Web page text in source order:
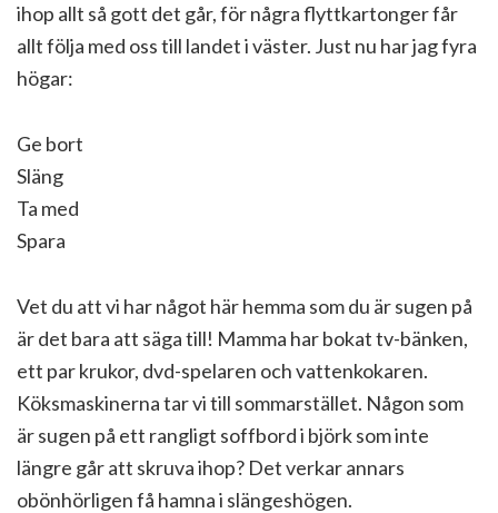
ihop allt så gott det går, för några flyttkartonger får
allt följa med oss till landet i väster. Just nu har jag fyra
högar:
Ge bort
Släng
Ta med
Spara
Vet du att vi har något här hemma som du är sugen på
är det bara att säga till! Mamma har bokat tv-bänken,
ett par krukor, dvd-spelaren och vattenkokaren.
Köksmaskinerna tar vi till sommarstället. Någon som
är sugen på ett rangligt soffbord i björk som inte
längre går att skruva ihop? Det verkar annars
obönhörligen få hamna i slängeshögen.